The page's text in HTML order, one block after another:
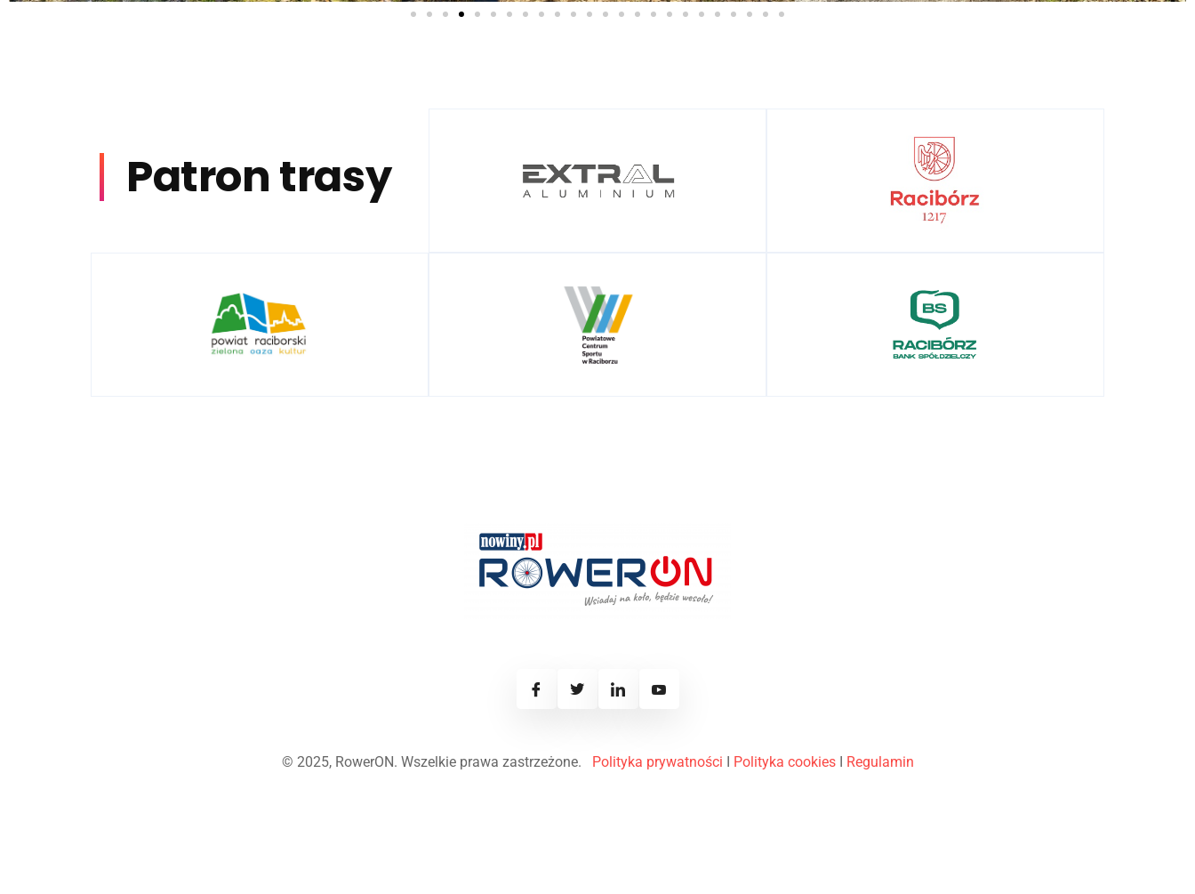
Patron trasy
© 2025, RowerON. Wszelkie prawa zastrzeżone. Polityka prywatności Polityka cookiesI Regulamin